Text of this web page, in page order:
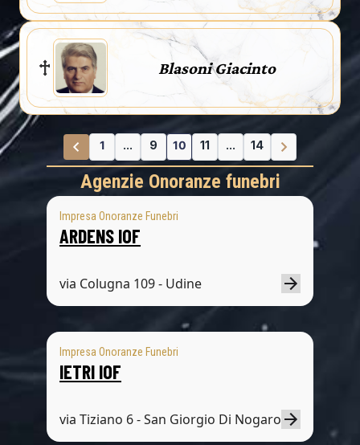
Blasoni Giacinto
1 ... 9 10 11 ... 14
Agenzie Onoranze funebri
Impresa Onoranze Funebri
ARDENS IOF
via Colugna 109 - Udine
Impresa Onoranze Funebri
IETRI IOF
via Tiziano 6 - San Giorgio Di Nogaro